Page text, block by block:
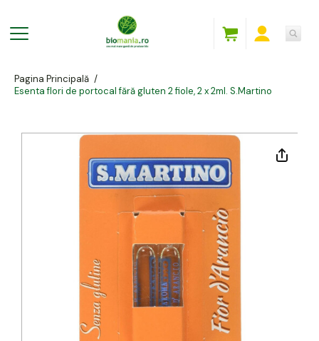
Pagina Principală /
Esenta flori de portocal fără gluten 2 fiole, 2 x 2ml. S.Martino